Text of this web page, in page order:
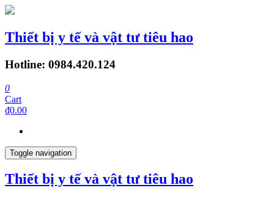
Thiết bị y tế và vật tư tiêu hao
Hotline: 0984.420.124
0
Cart
₫0.00
Toggle navigation
Thiết bị y tế và vật tư tiêu hao